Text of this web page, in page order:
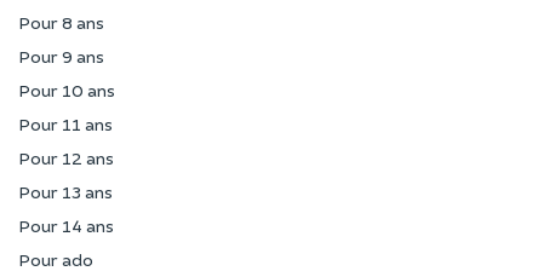
Pour 8 ans
Pour 9 ans
Pour 10 ans
Pour 11 ans
Pour 12 ans
Pour 13 ans
Pour 14 ans
Pour ado